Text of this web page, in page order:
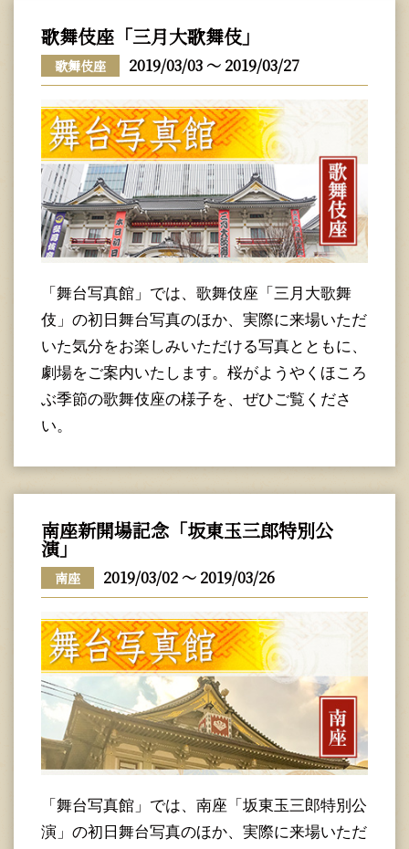
歌舞伎座「三月大歌舞伎」
歌舞伎座 2019/03/03 ～ 2019/03/27
「舞台写真館」では、歌舞伎座「三月大歌舞
伎」の初日舞台写真のほか、実際に来場いただ
いた気分をお楽しみいただける写真とともに、
劇場をご案内いたします。桜がようやくほころ
ぶ季節の歌舞伎座の様子を、ぜひご覧くださ
い。
南座新開場記念「坂東玉三郎特別公
演」
南座 2019/03/02 ～ 2019/03/26
「舞台写真館」では、南座「坂東玉三郎特別公
演」の初日舞台写真のほか、実際に来場いただ